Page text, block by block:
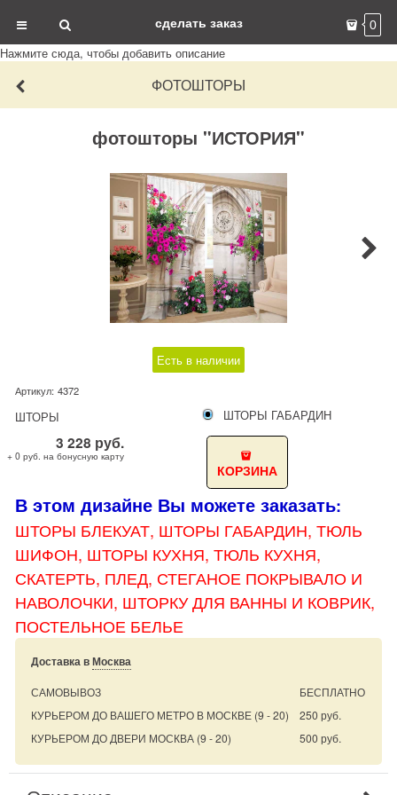
сделать заказ 0
Нажмите сюда, чтобы добавить описание
ФОТОШТОРЫ
фотошторы "ИСТОРИЯ"
Есть в наличии
Артикул: 4372
ШТОРЫ ШТОРЫ ГАБАРДИН
3 228 руб.
+ 0 руб. на бонусную карту
КОРЗИНА
В этом дизайне Вы можете заказать:
ШТОРЫ БЛЕКУАТ, ШТОРЫ ГАБАРДИН, ТЮЛЬ
ШИФОН, ШТОРЫ КУХНЯ, ТЮЛЬ КУХНЯ,
СКАТЕРТЬ, ПЛЕД, СТЕГАНОЕ ПОКРЫВАЛО И
НАВОЛОЧКИ, ШТОРКУ ДЛЯ ВАННЫ И КОВРИК,
ПОСТЕЛЬНОЕ БЕЛЬЕ
Доставка вМосква
САМОВЫВОЗ
БЕСПЛАТНО
КУРЬЕРОМ ДО ВАШЕГО МЕТРО В МОСКВЕ (9 - 20)
250 руб.
КУРЬЕРОМ ДО ДВЕРИ МОСКВА (9 - 20) 500 руб.